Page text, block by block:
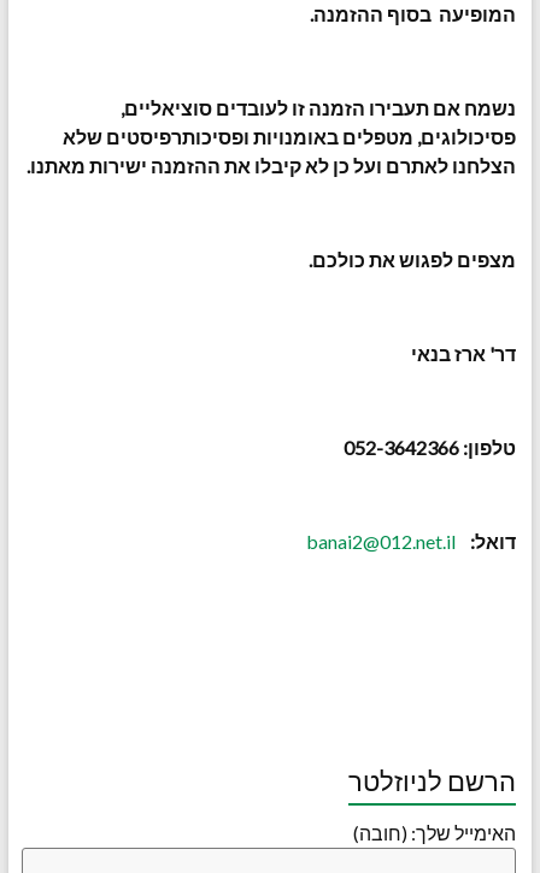
המופיעה בסוף ההזמנה.
נשמח אם תעבירו הזמנה זו לעובדים סוציאליים,
פסיכולוגים, מטפלים באומנויות ופסיכותרפיסטים שלא
הצלחנו לאתרם ועל כן לא קיבלו את ההזמנה ישירות מאתנו.
מצפים לפגוש את כולכם.
דר' ארז בנאי
טלפון: 052-3642366
דואל: banai2@012.net.il
הרשם לניוזלטר
האימייל שלך: (חובה)